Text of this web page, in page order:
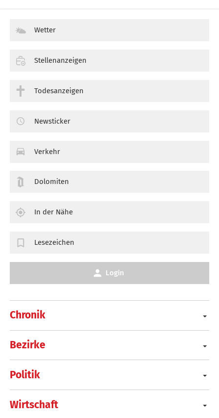
Chronik
Bezirke
Politik
Wirtschaft
Wetter
Stellenanzeigen
Todesanzeigen
Newsticker
Verkehr
Dolomiten
In der Nähe
Lesezeichen
Login